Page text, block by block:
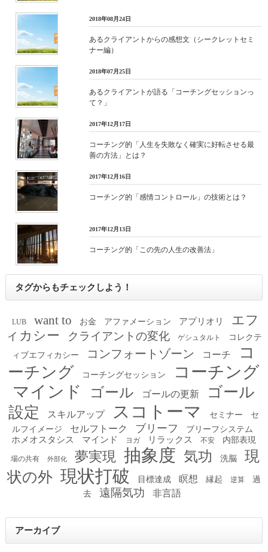
2018年08月24日
あるクライアントからの感想文（シークレットセミ
ナー編）
2018年07月25日
あるクライアントが語る「コーチングセッションっ
て？」
2017年12月17日
コーチング的「人生を失敗なく確実に好転させる最
善の方法」とは？
2017年12月16日
コーチング的「感情コントロール」の技術とは？
2017年12月13日
コーチング的「この先の人生の改善法」
タグからもチェックしよう！
LUB want to お金 アファメーション アプリオリ
エフ
ィカシー
クライアントの変化 ゲシュタルト
コレクテ
ィブエフィカシー
コンフォートゾーン コーチ
コ
ーチング
コーチングセッション
コーチング
マインド
ゴール ゴールの更新
ゴール
設定
スキルアップ スコトーマ セミナー
セ
ルフイメージ
セルフトーク ブリーフ ブリーフシステム
ホメオスタシス マインド ヨガ リラックス 不安 内部表現
場の共有 外部化 夢実現 抽象度 気功 洗脳
現
状の外 現状打破 目標達成 瞑想 縁起 逆算
過
去
遠隔気功 非言語
アーカイブ